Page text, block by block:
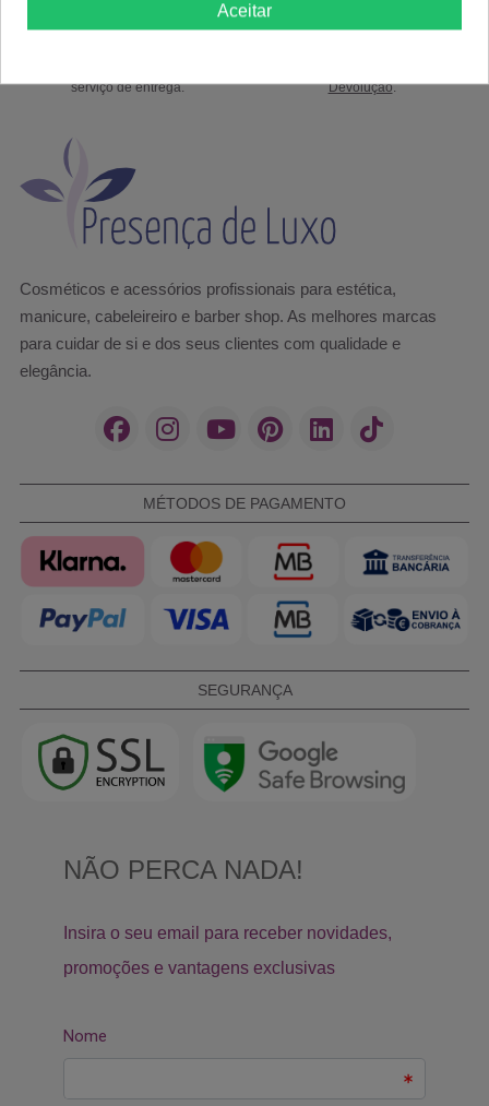
serviço de entrega.
Devolução.
Cosméticos e acessórios profissionais para estética,
manicure, cabeleireiro e barber shop. As melhores marcas
para cuidar de si e dos seus clientes com qualidade e
elegância.
MÉTODOS DE PAGAMENTO
SEGURANÇA
Aceitar